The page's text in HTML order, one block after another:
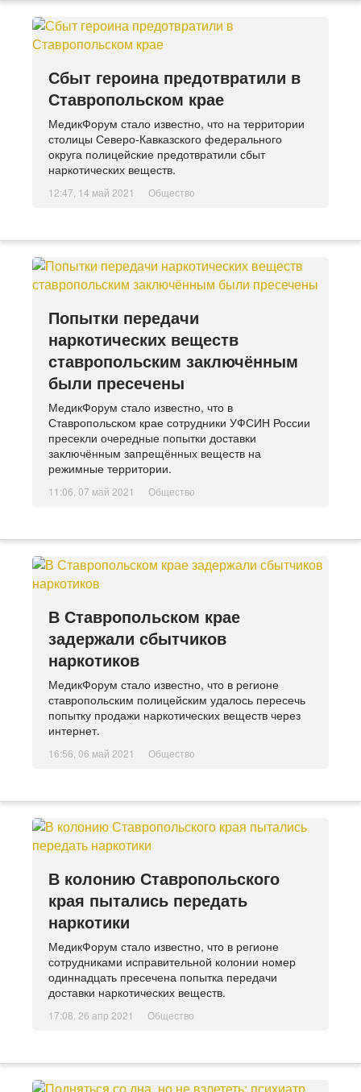
Сбыт героина предотвратили в
Ставропольском крае
МедикФорум стало известно, что на территории
столицы Северо-Кавказского федерального
округа полицейские предотвратили сбыт
наркотических веществ.
12:47, 14 май 2021 Общество
Попытки передачи
наркотических веществ
ставропольским заключённым
были пресечены
МедикФорум стало известно, что в
Ставропольском крае сотрудники УФСИН России
пресекли очередные попытки доставки
заключённым запрещённых веществ на
режимные территории.
11:06, 07 май 2021 Общество
В Ставропольском крае
задержали сбытчиков
наркотиков
МедикФорум стало известно, что в регионе
ставропольским полицейским удалось пересечь
попытку продажи наркотических веществ через
интернет.
16:56, 06 май 2021 Общество
В колонию Ставропольского
края пытались передать
наркотики
МедикФорум стало известно, что в регионе
сотрудниками исправительной колонии номер
одиннадцать пресечена попытка передачи
доставки наркотических веществ.
17:08, 26 апр 2021 Общество